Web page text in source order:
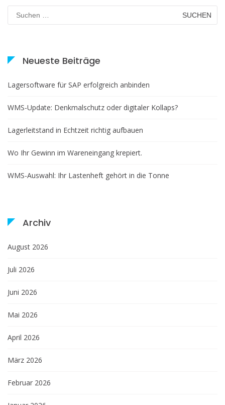
Suchen
nach:
Neueste Beiträge
Lagersoftware für SAP erfolgreich anbinden
WMS-Update: Denkmalschutz oder digitaler Kollaps?
Lagerleitstand in Echtzeit richtig aufbauen
Wo Ihr Gewinn im Wareneingang krepiert.
WMS-Auswahl: Ihr Lastenheft gehört in die Tonne
Archiv
August 2026
Juli 2026
Juni 2026
Mai 2026
April 2026
März 2026
Februar 2026